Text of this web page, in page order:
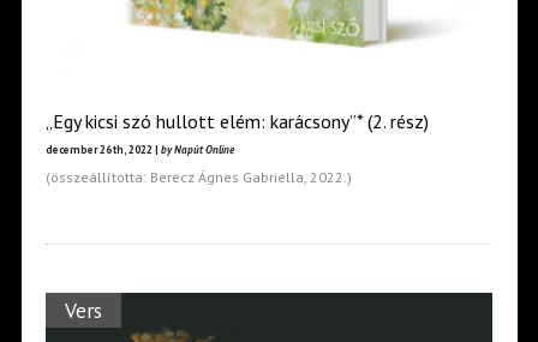
„Egy kicsi szó hullott elém: karácsony”* (2. rész)
december 26th, 2022 | by Napút Online
(összeállította: Berecz Ágnes Gabriella, 2022.)
Vers